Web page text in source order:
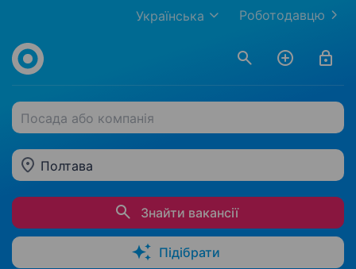
Роботодавцю
Українська
Посада або компанія
Полтава
Знайти вакансії
Підібрати